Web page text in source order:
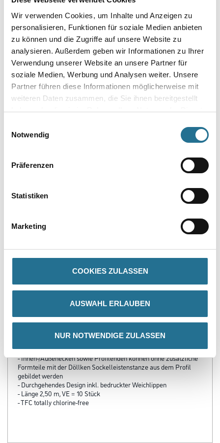
Wir verwenden Cookies, um Inhalte und Anzeigen zu
personalisieren, Funktionen für soziale Medien anbieten
zu können und die Zugriffe auf unsere Website zu
analysieren. Außerdem geben wir Informationen zu Ihrer
Verwendung unserer Website an unsere Partner für
soziale Medien, Werbung und Analysen weiter. Unsere
Partner führen diese Informationen möglicherweise mit
weiteren Daten zusammen, die Sie ihnen bereitgestellt
haben oder die sie im Rahmen Ihrer Nutzung der Dienste
Notwendig
Präferenzen
Statistiken
Marketing
COOKIES ZULASSEN
AUSWAHL ERLAUBEN
NUR NOTWENDIGE ZULASSEN
VIELLEICHT GEFÄLLT IHNEN AUCH...
WD Skelettpistole für
4086-019067
sehen
MPlus Kniekissen
sehen
PRODUKTEIGENSCHAFTEN
- HDF Kern, ummantelt mit dem chlorfreien Polyblend auf Basis
PP/TPE, mit flexibler Weichlippe oben und unten
- Innen-/Außenecken sowie Profilenden können ohne zusätzliche
Formteile mit der Döllken Sockelleistenstanze aus dem Profil
gebildet werden
- Durchgehendes Design inkl. bedruckter Weichlippen
- Länge 2,50 m, VE = 10 Stück
- TFC totally chlorine-free